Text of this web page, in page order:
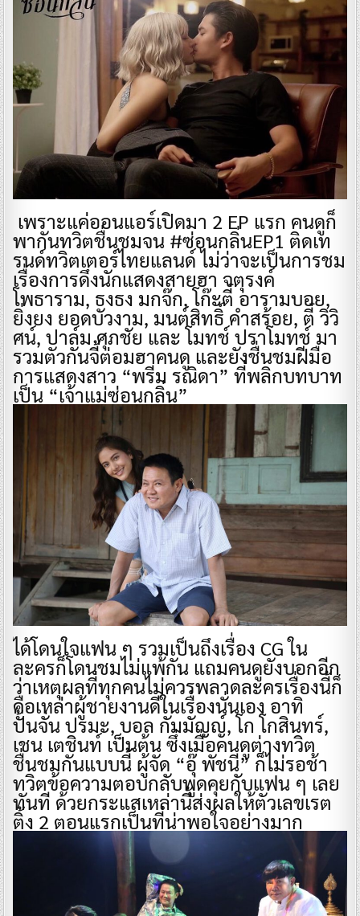
เพราะแค่ออนแอร์เปิดมา 2 EP แรก คนดูก็
พากันทวิตชื่นชมจน #ซ่อนกลิ่นEP1 ติดเท
รนด์ทวิตเตอร์ไทยแลนด์ ไม่ว่าจะเป็นการชม
เรื่องการดึงนักแสดงสายฮา จตุรงค์
โพธาราม, ธงธง มกจ๊ก, โก๊ะตี๋ อารามบอย,
ยิ่งยง ยอดบัวงาม, มนต์สิทธิ์ คำสร้อย, ตี๋ วิวิ
ศน์, ปาล์ม ศุภชัย และ โมทช์ ปราโมทช์ มา
รวมตัวกันจี้ต่อมฮาคนดู และยังชื่นชมฝีมือ
การแสดงสาว “พรีม รณิดา” ที่พลิกบทบาท
เป็น “เจ้าแม่ซ่อนกลิ่น”
ได้โดนใจแฟน ๆ รวมเป็นถึงเรื่อง CG ใน
ละครก็โดนชมไม่แพ้กัน แถมคนดูยังบอกอีก
ว่าเหตุผลที่ทุกคนไม่ควรพลาดละครเรื่องนี้ก็
คือเหล่าผู้ชายงานดีในเรื่องนั่นเอง อาทิ
ปั้นจั่น ปรมะ, บอล กัมมัญญ์, โก โกสินทร์,
เชน เตชินท์ เป็นต้น ซึ่งเมื่อคนดูต่างทวิต
ชื่นชมกันแบบนี้ ผู้จัด “อุ๊ พัชนี” ก็ไม่รอช้า
ทวิตข้อความตอบกลับพูดคุยกับแฟน ๆ เลย
ทันที ด้วยกระแสเหล่านี้ส่งผลให้ตัวเลขเรต
ติ้ง 2 ตอนแรกเป็นที่น่าพอใจอย่างมาก